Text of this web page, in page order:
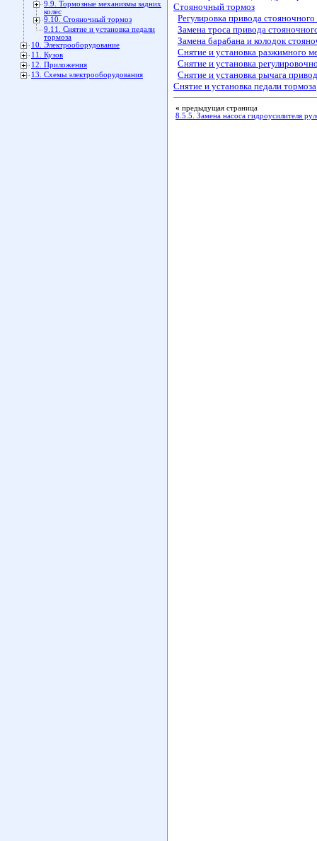
9.9. Тормозные механизмы задних
колес
9.10. Стояночный тормоз
9.11. Снятие и установка педали
тормоза
10. Электрооборудование
11. Кузов
12. Приложения
13. Схемы электрооборудования
Стояночный тормоз
Регулировка привода
Замена троса привода
Замена барабана и колодок
Снятие и установка разжимного
Снятие и установка
Снятие и установка рычага
Снятие и установка педали тормоза
« предыдущая страница
8.5.5. Замена насоса гидроусилителя